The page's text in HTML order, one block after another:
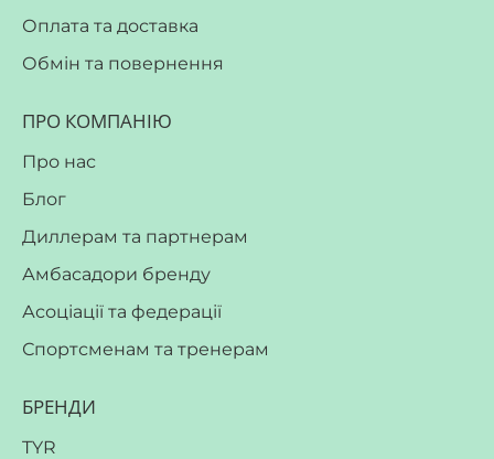
Оплата та доставка
Обмін та повернення
ПРО КОМПАНІЮ
Про нас
Блог
Диллерам та партнерам
Амбасадори бренду
Асоціації та федерації
Спортсменам та тренерам
БРЕНДИ
TYR